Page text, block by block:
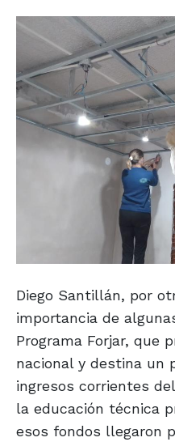
Diego Santillán, por
importancia de
Programa Forjar, que
nacional y destina un
ingresos corrientes
la educación técnica
esos fondos llegaron